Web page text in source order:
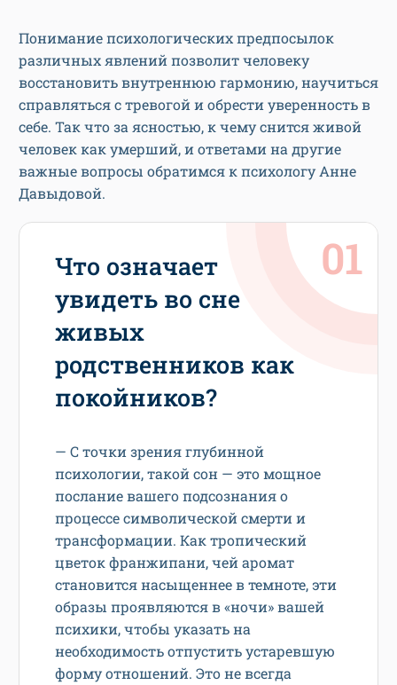
Понимание психологических предпосылок
различных явлений позволит человеку
восстановить внутреннюю гармонию, научиться
справляться с тревогой и обрести уверенность в
себе. Так что за ясностью, к чему снится живой
человек как умерший, и ответами на другие
важные вопросы обратимся к психологу Анне
Давыдовой.
Что означает
увидеть во сне
живых
родственников как
покойников?
— С точки зрения глубинной
психологии, такой сон — это мощное
послание вашего подсознания о
процессе символической смерти и
трансформации. Как тропический
цветок франжипани, чей аромат
становится насыщеннее в темноте, эти
образы проявляются в «ночи» вашей
психики, чтобы указать на
необходимость отпустить устаревшую
форму отношений. Это не всегда